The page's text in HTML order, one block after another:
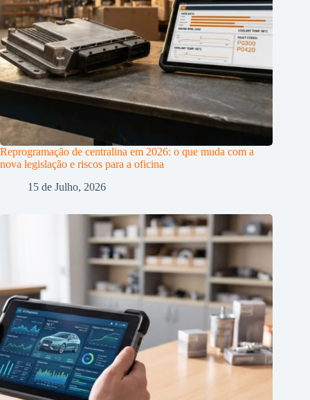
Reprogramação de centralina em 2026: o que muda com a
nova legislação e riscos para a oficina
15 de Julho, 2026